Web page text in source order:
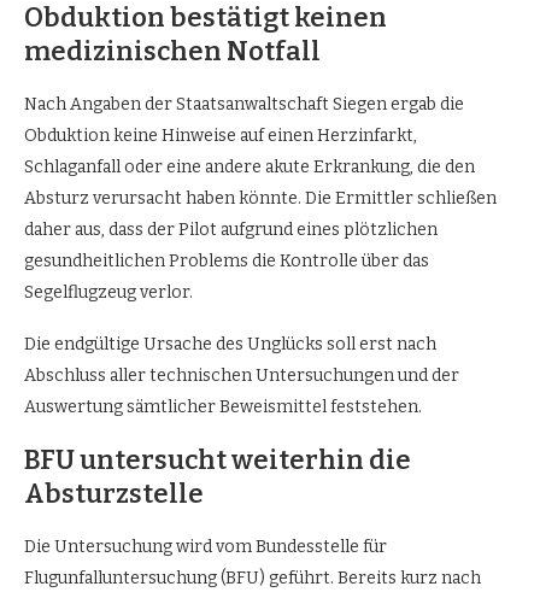
Obduktion bestätigt keinen
medizinischen Notfall
Nach Angaben der Staatsanwaltschaft Siegen ergab die
Obduktion keine Hinweise auf einen Herzinfarkt,
Schlaganfall oder eine andere akute Erkrankung, die den
Absturz verursacht haben könnte. Die Ermittler schließen
daher aus, dass der Pilot aufgrund eines plötzlichen
gesundheitlichen Problems die Kontrolle über das
Segelflugzeug verlor.
Die endgültige Ursache des Unglücks soll erst nach
Abschluss aller technischen Untersuchungen und der
Auswertung sämtlicher Beweismittel feststehen.
BFU untersucht weiterhin die
Absturzstelle
Die Untersuchung wird vom Bundesstelle für
Flugunfalluntersuchung (BFU) geführt. Bereits kurz nach